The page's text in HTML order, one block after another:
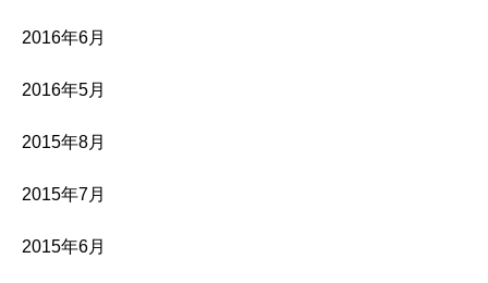
2016年6月
2016年5月
2015年8月
2015年7月
2015年6月